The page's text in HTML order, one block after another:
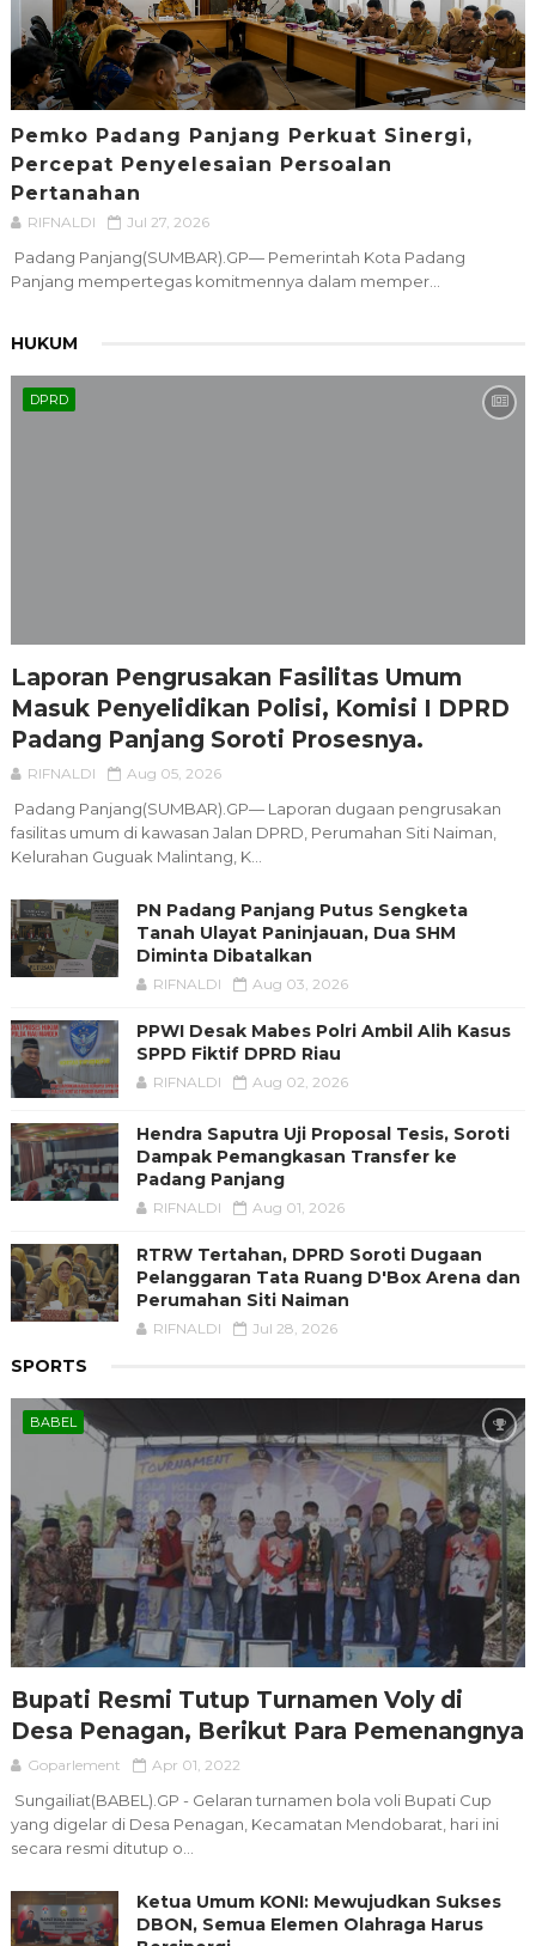
Pemko Padang Panjang Perkuat Sinergi,
Percepat Penyelesaian Persoalan
Pertanahan
RIFNALDI Jul 27, 2026
Padang Panjang(SUMBAR).GP— Pemerintah Kota Padang
Panjang mempertegas komitmennya dalam memper...
HUKUM
DPRD
Laporan Pengrusakan Fasilitas Umum
Masuk Penyelidikan Polisi, Komisi I DPRD
Padang Panjang Soroti Prosesnya.
RIFNALDI Aug 05, 2026
Padang Panjang(SUMBAR).GP— Laporan dugaan pengrusakan
fasilitas umum di kawasan Jalan DPRD, Perumahan Siti Naiman,
Kelurahan Guguak Malintang, K...
PN Padang Panjang Putus Sengketa
Tanah Ulayat Paninjauan, Dua SHM
Diminta Dibatalkan
RIFNALDI Aug 03, 2026
PPWI Desak Mabes Polri Ambil Alih Kasus
SPPD Fiktif DPRD Riau
RIFNALDI Aug 02, 2026
Hendra Saputra Uji Proposal Tesis, Soroti
Dampak Pemangkasan Transfer ke
Padang Panjang
RIFNALDI Aug 01, 2026
RTRW Tertahan, DPRD Soroti Dugaan
Pelanggaran Tata Ruang D'Box Arena dan
Perumahan Siti Naiman
RIFNALDI Jul 28, 2026
SPORTS
BABEL
Bupati Resmi Tutup Turnamen Voly di
Desa Penagan, Berikut Para Pemenangnya
Goparlement Apr 01, 2022
Sungailiat(BABEL).GP - Gelaran turnamen bola voli Bupati Cup
yang digelar di Desa Penagan, Kecamatan Mendobarat, hari ini
secara resmi ditutup o...
Ketua Umum KONI: Mewujudkan Sukses
DBON, Semua Elemen Olahraga Harus